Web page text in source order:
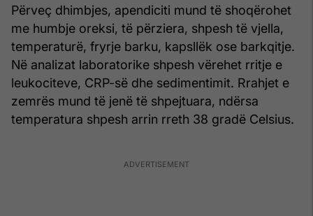
Përveç dhimbjes, apendiciti mund të shoqërohet
me humbje oreksi, të përziera, shpesh të vjella,
temperaturë, fryrje barku, kapsllëk ose barkqitje.
Në analizat laboratorike shpesh vërehet rritje e
leukociteve, CRP-së dhe sedimentimit. Rrahjet e
zemrës mund të jenë të shpejtuara, ndërsa
temperatura shpesh arrin rreth 38 gradë Celsius.